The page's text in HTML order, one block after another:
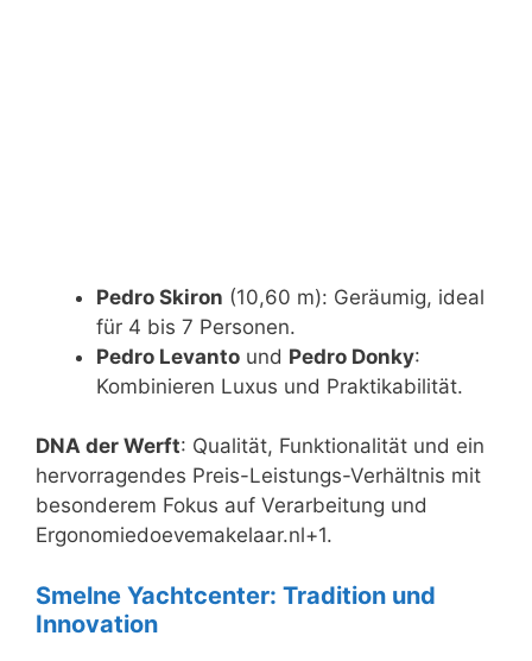
Pedro Skiron (10,60 m): Geräumig, ideal
für 4 bis 7 Personen.
Pedro Levanto und Pedro Donky:
Kombinieren Luxus und Praktikabilität.
DNA der Werft: Qualität, Funktionalität und ein
hervorragendes Preis-Leistungs-Verhältnis mit
besonderem Fokus auf Verarbeitung und
Ergonomiedoevemakelaar.nl+1.
Smelne Yachtcenter: Tradition und
Innovation